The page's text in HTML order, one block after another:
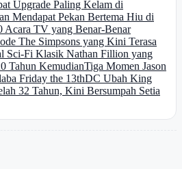
Upgrade Paling Kelam di
Mendapat Pekan Bertema Hiu di
Acara TV yang Benar-Benar
The Simpsons yang Kini Terasa
Sci-Fi Klasik Nathan Fillion yang
Tahun KemudianTiga Momen Jason
Friday the 13thDC Ubah King
32 Tahun, Kini Bersumpah Setia